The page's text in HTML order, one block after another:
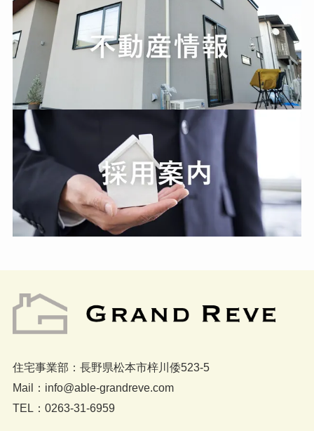
住宅事業部：長野県松本市梓川倭523-5
Mail：info@able-grandreve.com
TEL：0263-31-6959